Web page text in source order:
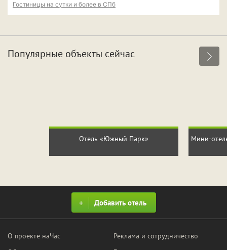
Гостиницы на сутки и более в СПб
Популярные объекты сейчас
Отель «Южный Парк» Мини-
Добавить отель
О проекте наЧас
Реклама и сотрудничество